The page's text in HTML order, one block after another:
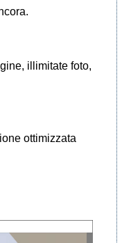
illimitate foto,
ottimizzata